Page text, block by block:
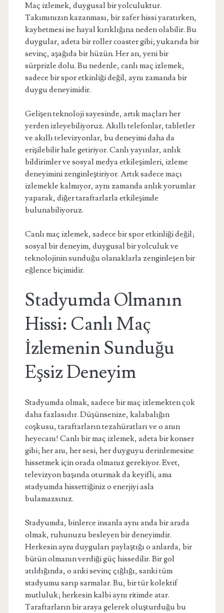
Maç izlemek, duygusal bir yolculuktur.
Takımınızın kazanması, bir zafer hissi yaratırken,
kaybetmesi ise hayal kırıklığına neden olabilir. Bu
duygular, adeta bir roller coaster gibi; yukarıda bir
sevinç, aşağıda bir hüzün. Her an, yeni bir
sürprizle dolu. Bu nedenle, canlı maç izlemek,
sadece bir spor etkinliği değil, aynı zamanda bir
duygu deneyimidir.
Gelişen teknoloji sayesinde, artık maçları her
yerden izleyebiliyoruz. Akıllı telefonlar, tabletler
ve akıllı televizyonlar, bu deneyimi daha da
erişilebilir hale getiriyor. Canlı yayınlar, anlık
bildirimler ve sosyal medya etkileşimleri, izleme
deneyimini zenginleştiriyor. Artık sadece maçı
izlemekle kalmıyor, aynı zamanda anlık yorumlar
yaparak, diğer taraftarlarla etkileşimde
bulunabiliyoruz.
Canlı maç izlemek, sadece bir spor etkinliği değil;
sosyal bir deneyim, duygusal bir yolculuk ve
teknolojinin sunduğu olanaklarla zenginleşen bir
eğlence biçimidir.
Stadyumda Olmanın
Hissi: Canlı Maç
İzlemenin Sunduğu
Eşsiz Deneyim
Stadyumda olmak, sadece bir maç izlemekten çok
daha fazlasıdır. Düşünsenize, kalabalığın
coşkusu, taraftarların tezahüratları ve o anın
heyecanı! Canlı bir maç izlemek, adeta bir konser
gibi; her anı, her sesi, her duyguyu derinlemesine
hissetmek için orada olmanız gerekiyor. Evet,
televizyon başında oturmak da keyifli, ama
stadyumda hissettiğiniz o enerjiyi asla
bulamazsınız.
Stadyumda, binlerce insanla aynı anda bir arada
olmak, ruhunuzu besleyen bir deneyimdir.
Herkesin aynı duyguları paylaştığı o anlarda, bir
bütün olmanın verdiği güç hissedilir. Bir gol
atıldığında, o anki sevinç çığlığı, sanki tüm
stadyumu sarıp sarmalar. Bu, bir tür kolektif
mutluluk; herkesin kalbi aynı ritimde atar.
Taraftarların bir araya gelerek oluşturduğu bu